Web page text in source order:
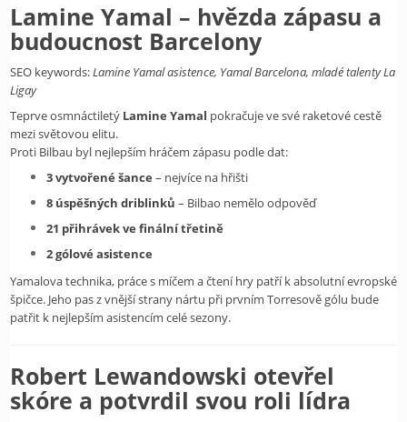
Lamine Yamal – hvězda zápasu a
budoucnost Barcelony
SEO keywords:Lamine Yamal asistence, Yamal Barcelona, mladé talenty La
Ligay
Teprve osmnáctiletý Lamine Yamal pokračuje ve své raketové cestě
mezi světovou elitu.
Proti Bilbau byl nejlepším hráčem zápasu podle dat:
3 vytvořené šance – nejvíce na hřišti
8 úspěšných driblinků – Bilbao nemělo odpověď
21 přihrávek ve finální třetině
2 gólové asistence
Yamalova technika, práce s míčem a čtení hry patří k absolutní evropské
špičce. Jeho pas z vnější strany nártu při prvním Torresově gólu bude
patřit k nejlepším asistencím celé sezony.
Robert Lewandowski otevřel
skóre a potvrdil svou roli lídra